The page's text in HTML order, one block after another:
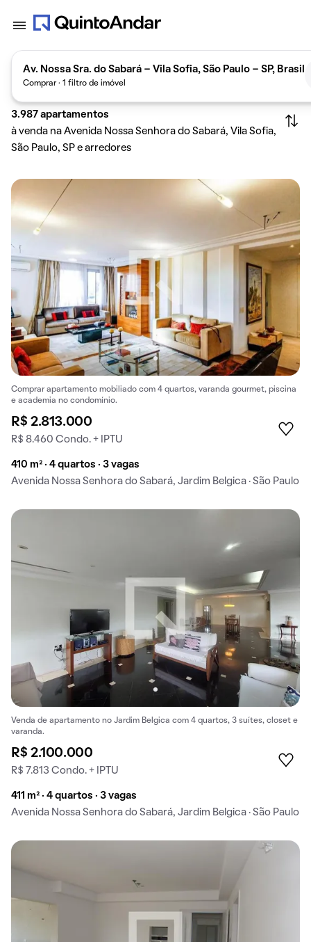
Av. Nossa Sra. do Sabará - Vila Sofia, São Paulo - SP, Brasil
Comprar · 1 filtro de imóvel
3.987 apartamentos
à venda na Avenida Nossa Senhora do Sabará, Vila Sofia,
São Paulo, SP e arredores
Comprar apartamento mobiliado com 4 quartos, varanda gourmet, piscina
e academia no condomínio.
R$ 2.813.000
R$ 8.460 Condo. + IPTU
410 m² · 4 quartos · 3 vagas
Avenida Nossa Senhora do Sabará, Jardim Belgica · São Paulo
Venda de apartamento no Jardim Belgica com 4 quartos, 3 suítes, closet e
varanda.
R$ 2.100.000
R$ 7.813 Condo. + IPTU
411 m² · 4 quartos · 3 vagas
Avenida Nossa Senhora do Sabará, Jardim Belgica · São Paulo